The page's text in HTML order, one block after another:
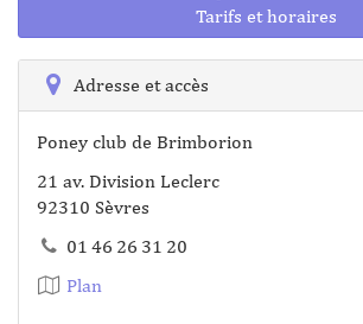
Tarifs et horaires
Adresse et accès
Poney club de Brimborion
21 av. Division Leclerc
92310 Sèvres
01 46 26 31 20
Plan